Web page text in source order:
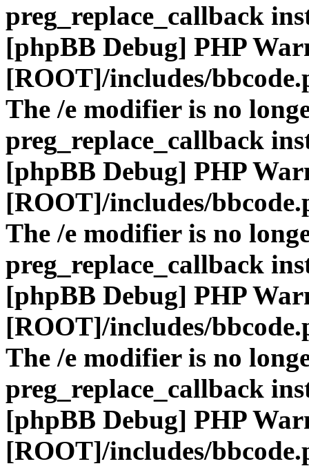
preg_replace_callback
[phpBB Debug] PHP
[ROOT]/includes/
The /e modifier is no
preg_replace_callback
[phpBB Debug] PHP
[ROOT]/includes/
The /e modifier is no
preg_replace_callback
[phpBB Debug] PHP
[ROOT]/includes/
The /e modifier is no
preg_replace_callback
[phpBB Debug] PHP
[ROOT]/includes/